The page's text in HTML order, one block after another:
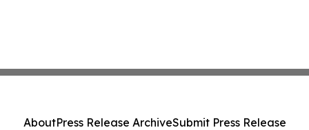
AboutPress Release ArchiveSubmit Press Release